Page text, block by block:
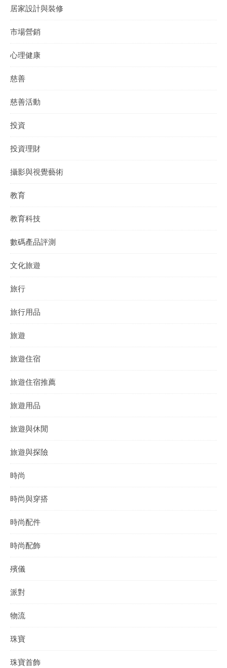
居家設計與裝修
市場營銷
心理健康
慈善
慈善活動
投資
投資理財
攝影與視覺藝術
教育
教育科技
數碼產品評測
文化旅遊
旅行
旅行用品
旅遊
旅遊住宿
旅遊住宿推薦
旅遊用品
旅遊與休閒
旅遊與探險
時尚
時尚與穿搭
時尚配件
時尚配飾
殯儀
派對
物流
珠寶
珠寶首飾